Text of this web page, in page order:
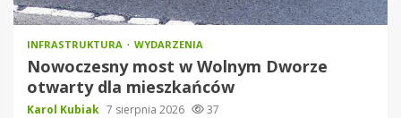
INFRASTRUKTURA WYDARZENIA
Nowoczesny most w Wolnym Dworze
otwarty dla mieszkańców
Karol Kubiak 7 sierpnia 2026 37